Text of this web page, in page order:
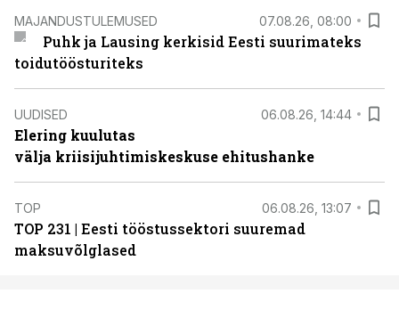
MAJANDUSTULEMUSED 07.08.26, 08:00
Puhk ja Lausing kerkisid Eesti suurimateks
toidutöösturiteks
UUDISED 06.08.26, 14:44
Elering kuulutas
välja kriisijuhtimiskeskuse ehitushanke
TOP 06.08.26, 13:07
TOP 231 | Eesti tööstussektori suuremad
maksuvõlglased